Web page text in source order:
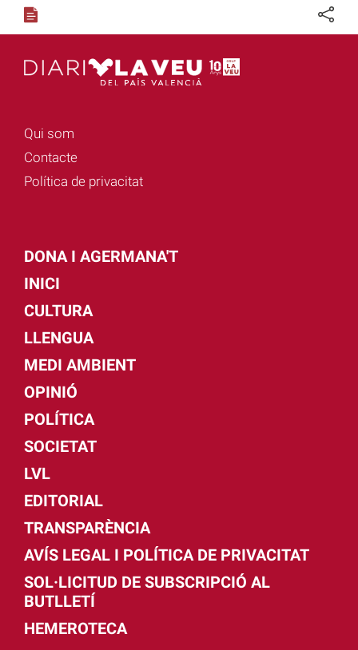
Qui som
Contacte
Política de privacitat
DONA I AGERMANA'T
INICI
CULTURA
LLENGUA
MEDI AMBIENT
OPINIÓ
POLÍTICA
SOCIETAT
LVL
EDITORIAL
TRANSPARÈNCIA
AVÍS LEGAL I POLÍTICA DE PRIVACITAT
SOL·LICITUD DE SUBSCRIPCIÓ AL
BUTLLETÍ
HEMEROTECA